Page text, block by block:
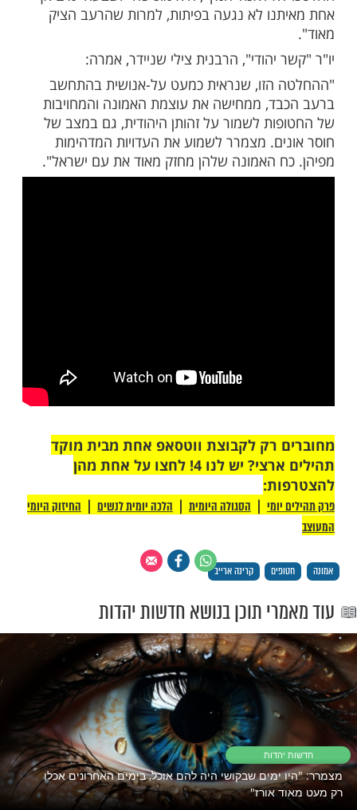
ארגון "קשר יהודי".
סיפרה על התנאים הקשים ועל חוסר
את השבויים.
לגבי ההתחזקות שלה ושל החארים בשבי:
בעזה הרגישו באופן מוחשי שמירה אלוקית.
לשרוד שם את התופת בלי אמונה מוחלטת
ואי אפשר לצאת מהשבי בעזה בלי להרגיש
ממחישה את עוצמת האמונה והמחויבות
האמונה שלהן מחזק מאוד את עם ישראל".
רק לקבוצת ווטסאפ אחת מבית מוקד